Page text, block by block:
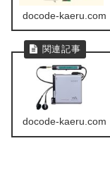
docode-kaeru.com
docode-kaeru.com